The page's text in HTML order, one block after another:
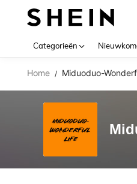
Categorieën
Home / Miduoduo-